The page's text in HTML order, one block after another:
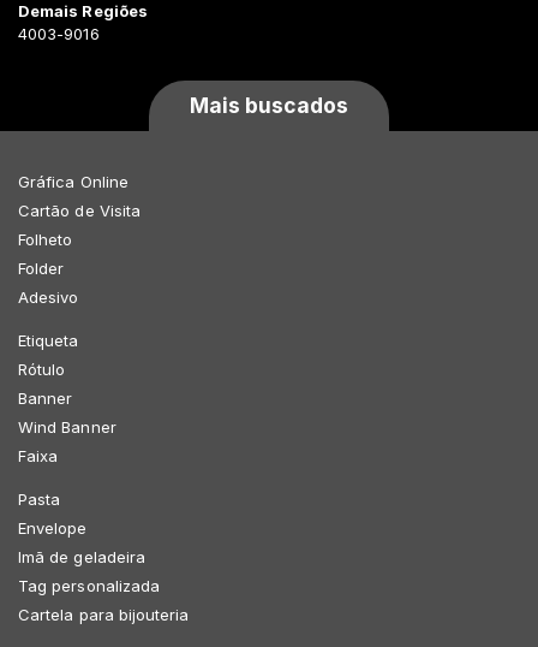
Demais Regiões
4003-9016
Mais buscados
Gráfica Online
Cartão de Visita
Folheto
Folder
Adesivo
Etiqueta
Rótulo
Banner
Wind Banner
Faixa
Pasta
Envelope
Imã de geladeira
Tag personalizada
Cartela para bijouteria